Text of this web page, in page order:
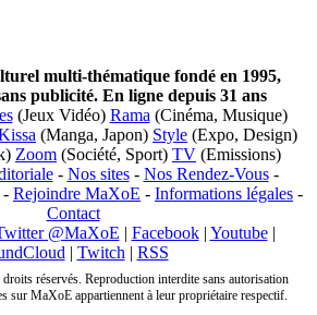
multi-thématique fondé en 1995,
publicité. En ligne depuis 31 ans
(Jeux Vidéo) Rama (Cinéma, Musique)
(Manga, Japon) Style (Expo, Design)
Zoom (Société, Sport) TV (Emissions)
- Nos sites- Nos Rendez-Vous-
- Rejoindre MaXoE - Informations légales -
Contact
@MaXoE | Facebook| Youtube|
| Twitch | RSS
réservés. Reproduction interdite sans autorisation
sur MaXoE appartiennent à leur propriétaire respectif.